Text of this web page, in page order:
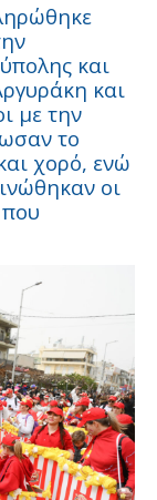
και
και
με την
το
χορό, ενώ
οι